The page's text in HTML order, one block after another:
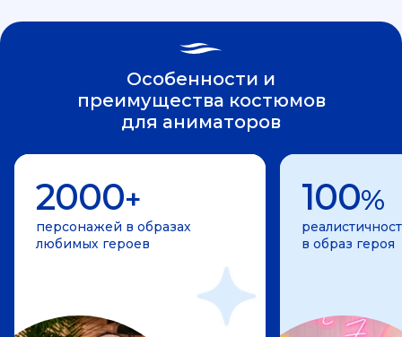
Особенности и
преимущества костюмов
для аниматоров
2000+
персонажей в образах
любимых героев
100%
в образ героя